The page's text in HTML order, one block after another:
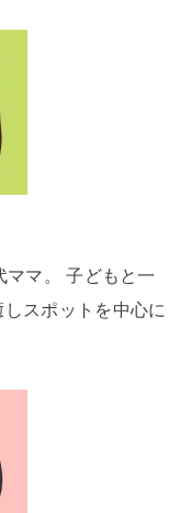
マ。 子どもと一
スポットを中心に